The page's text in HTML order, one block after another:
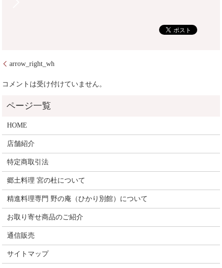
arrow_right_wh
コメントは受け付けていません。
HOME
店舗紹介
特定商取引法
郷土料理 宮の杜について
精進料理専門 野の庵（ひかり別館）について
お取り寄せ商品のご紹介
通信販売
サイトマップ